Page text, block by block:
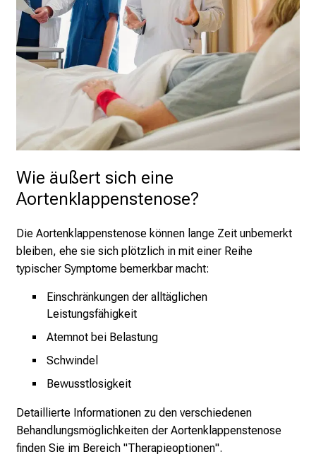
Wie äußert sich eine
Aortenklappenstenose?
Die Aortenklappenstenose können lange Zeit unbemerkt
bleiben, ehe sie sich plötzlich in mit einer Reihe
typischer Symptome bemerkbar macht:
Einschränkungen der alltäglichen
Leistungsfähigkeit
Atemnot bei Belastung
Schwindel
Bewusstlosigkeit
Detaillierte Informationen zu den verschiedenen
Behandlungsmöglichkeiten der Aortenklappenstenose
finden Sie im Bereich "Therapieoptionen".